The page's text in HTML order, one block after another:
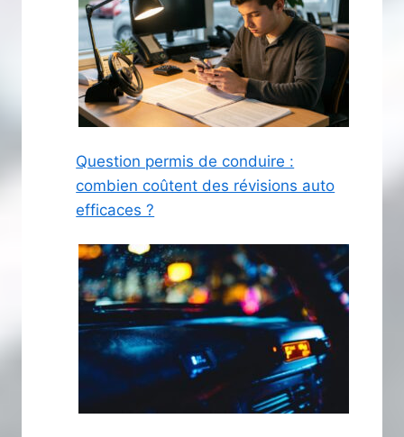
Question permis de conduire :
combien coûtent des révisions auto
efficaces ?